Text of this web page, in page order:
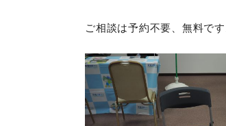
ご相談は予約不要、無料で